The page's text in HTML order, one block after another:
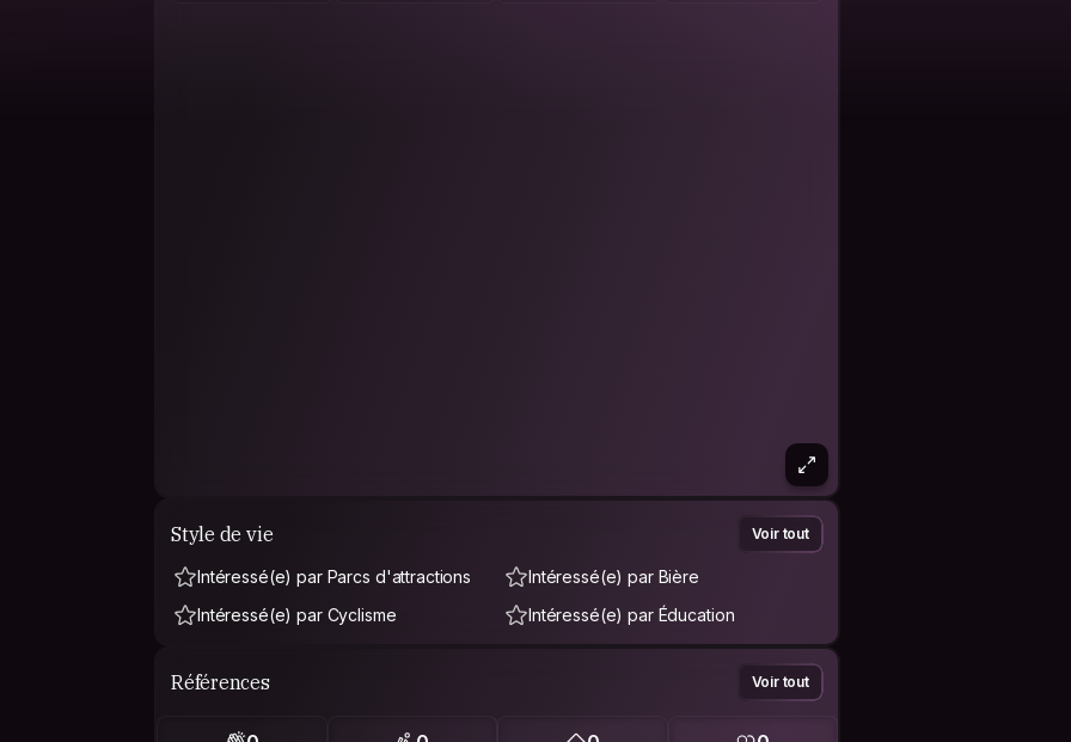
Style de vie Voir tout
Intéressé(e) par Parcs d'attractions
Intéressé(e) par Bière
Intéressé(e) par Cyclisme
Intéressé(e) par Éducation
Références Voir tout